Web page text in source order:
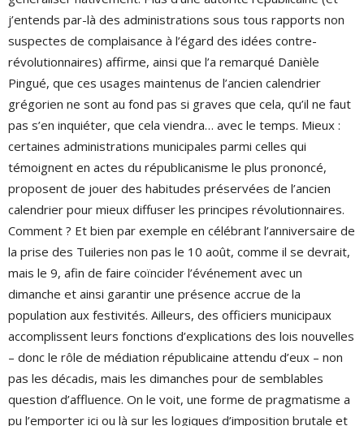
j’entends par-là des administrations sous tous rapports non
suspectes de complaisance à l’égard des idées contre-
révolutionnaires) affirme, ainsi que l’a remarqué Danièle
Pingué, que ces usages maintenus de l’ancien calendrier
grégorien ne sont au fond pas si graves que cela, qu’il ne faut
pas s’en inquiéter, que cela viendra… avec le temps. Mieux :
certaines administrations municipales parmi celles qui
témoignent en actes du républicanisme le plus prononcé,
proposent de jouer des habitudes préservées de l’ancien
calendrier pour mieux diffuser les principes révolutionnaires.
Comment ? Et bien par exemple en célébrant l’anniversaire de
la prise des Tuileries non pas le 10 août, comme il se devrait,
mais le 9, afin de faire coïncider l’événement avec un
dimanche et ainsi garantir une présence accrue de la
population aux festivités. Ailleurs, des officiers municipaux
accomplissent leurs fonctions d’explications des lois nouvelles
– donc le rôle de médiation républicaine attendu d’eux – non
pas les décadis, mais les dimanches pour de semblables
question d’affluence. On le voit, une forme de pragmatisme a
pu l’emporter ici ou là sur les logiques d’imposition brutale et